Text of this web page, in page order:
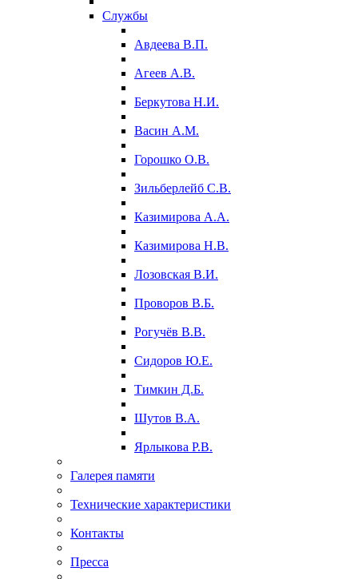
Службы
Авдеева В.П.
Агеев А.В.
Беркутова Н.И.
Васин А.М.
Горошко О.В.
Зильберлейб С.В.
Казимирова А.А.
Казимирова Н.В.
Лозовская В.И.
Проворов В.Б.
Рогучёв В.В.
Сидоров Ю.Е.
Тимкин Д.Б.
Шутов В.А.
Ярлыкова Р.В.
Галерея памяти
Технические характеристики
Контакты
Пресса